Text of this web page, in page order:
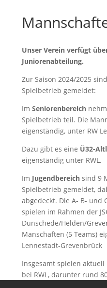
Unser Verein verfügt
Juniorenabteilung.
Zur Saison 2024/2025
Spielbetrieb gemeldet:
Im Seniorenbereich
Spielbetrieb teil. Die
eigenständig, unter RW
Dazu gibt es eine Ü32-
eigenständig unter RWL.
Im Jugendbereichsind 9
Spielbetrieb gemeldet,
abgedeckt. Die A- B- und
spielen im Rahmen der
Dünschede/Helden/
Manschaften (5 Teams)
Lennestadt-Grevenbrück
Insgesamt spielen
bei RWL, darunter rund